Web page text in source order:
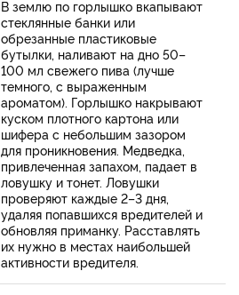
В землю по горлышко вкапывают
стеклянные банки или
обрезанные пластиковые
бутылки, наливают на дно 50–
100 мл свежего пива (лучше
темного, с выраженным
ароматом). Горлышко накрывают
куском плотного картона или
шифера с небольшим зазором
для проникновения. Медведка,
привлеченная запахом, падает в
ловушку и тонет. Ловушки
проверяют каждые 2–3 дня,
удаляя попавшихся вредителей и
обновляя приманку. Расставлять
их нужно в местах наибольшей
активности вредителя.